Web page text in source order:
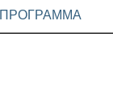
ПРОГРАММА